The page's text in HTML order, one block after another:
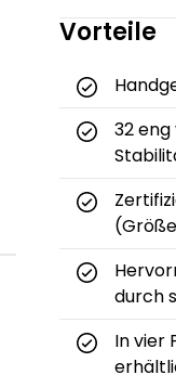
Vorteile
32
durch
In vier